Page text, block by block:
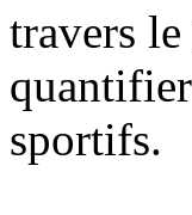
travers
sportifs.